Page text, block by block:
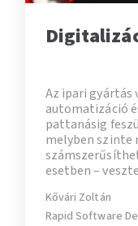
Az ipari gyártás
automatizáció
pattanásig
melyben
esetben –
Kővári Zoltán
Rapid Software